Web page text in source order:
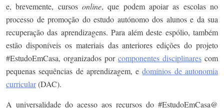
e, brevemente, cursos online, que podem apoiar as escolas no
processo de promoção do estudo autónomo dos alunos e da sua
recuperação das aprendizagens. Para além deste espólio, também
estão disponíveis os materiais das anteriores edições do projeto
#EstudoEmCasa, organizados por componentes disciplinares com
pequenas sequências de aprendizagem, edomínios de autonomia
curricular(DAC).
A universalidade do acesso aos recursos do #EstudoEmCasa@